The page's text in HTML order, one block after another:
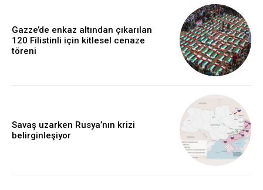
Gazze’de enkaz altından çıkarılan
120 Filistinli için kitlesel cenaze
töreni
Savaş uzarken Rusya’nın krizi
belirginleşiyor